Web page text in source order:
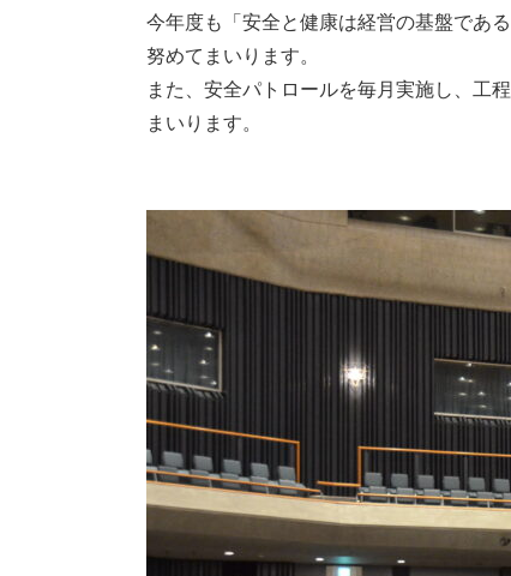
今年度も「安全と健康は経営の基盤であ
努めてまいります。
また、安全パトロールを毎月実施し、工
まいります。